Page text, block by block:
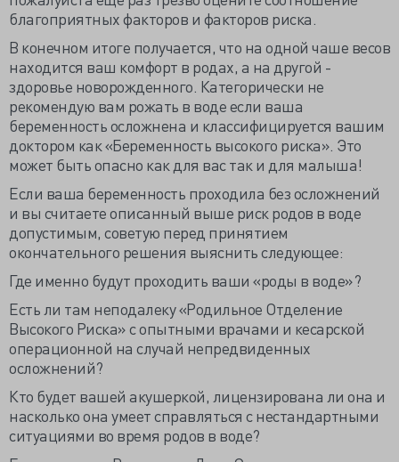
благоприятных факторов и факторов риска.
В конечном итоге получается, что на одной чаше весов
находится ваш комфорт в родах, а на другой -
здоровье новорожденного. Категорически не
рекомендую вам рожать в воде если ваша
беременность осложнена и классифицируется вашим
доктором как «Беременность высокого риска». Это
может быть опасно как для вас так и для малыша!
Если ваша беременность проходила без осложнений
и вы считаете описанный выше риск родов в воде
допустимым, советую перед принятием
окончательного решения выяснить следующее:
Где именно будут проходить ваши «роды в воде»?
Есть ли там неподалеку «Родильное Отделение
Высокого Риска» с опытными врачами и кесарской
операционной на случай непредвиденных
осложнений?
Кто будет вашей акушеркой, лицензирована ли она и
насколько она умеет справляться с нестандартными
ситуациями во время родов в воде?